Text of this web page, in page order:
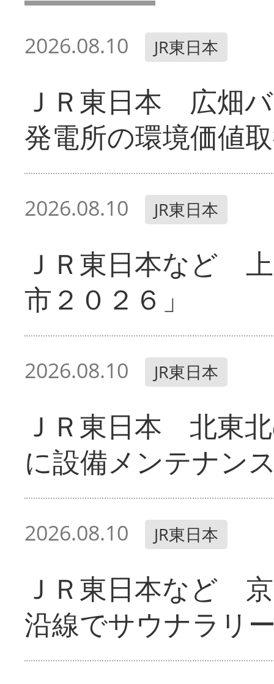
2026.08.10 JR東日本
ＪＲ東日本 広畑
発電所の環境価値
2026.08.10 JR東日本
ＪＲ東日本など
市２０２６」
2026.08.10 JR東日本
ＪＲ東日本 北東
に設備メンテナン
2026.08.10 JR東日本
ＪＲ東日本など
沿線でサウナラリ